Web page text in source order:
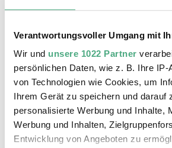
Verantwortungsvoller Umgang mit
Wir und unsere 1022 Partner
persönlichen Daten, wie z. B. Ihre IP-
von Technologien wie Cookies, um
Ihrem Gerät zu speichern und darauf
personalisierte Werbung und Inhalte,
Werbung und Inhalten,
Entwicklung von Angeboten zu
Beschreibung
Was braucht man für eine
sagen, für Unabhängigkeit,
Gehorsamsverweigerung und
Zutaten nennt uns die
Josèfa Ntjam in ihrem
Marthe, Matter Gone Wild.
und im Einklang mit
Ntjam die Bewegungen ihrer